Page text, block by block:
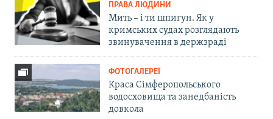
ПРАВА ЛЮДИНИ
Мить – і ти шпигун. Як у
кримських судах розглядають
звинувачення в держзраді
ФОТОГАЛЕРЕЇ
Краса Сімферопольського
водосховища та занедбаність
довкола